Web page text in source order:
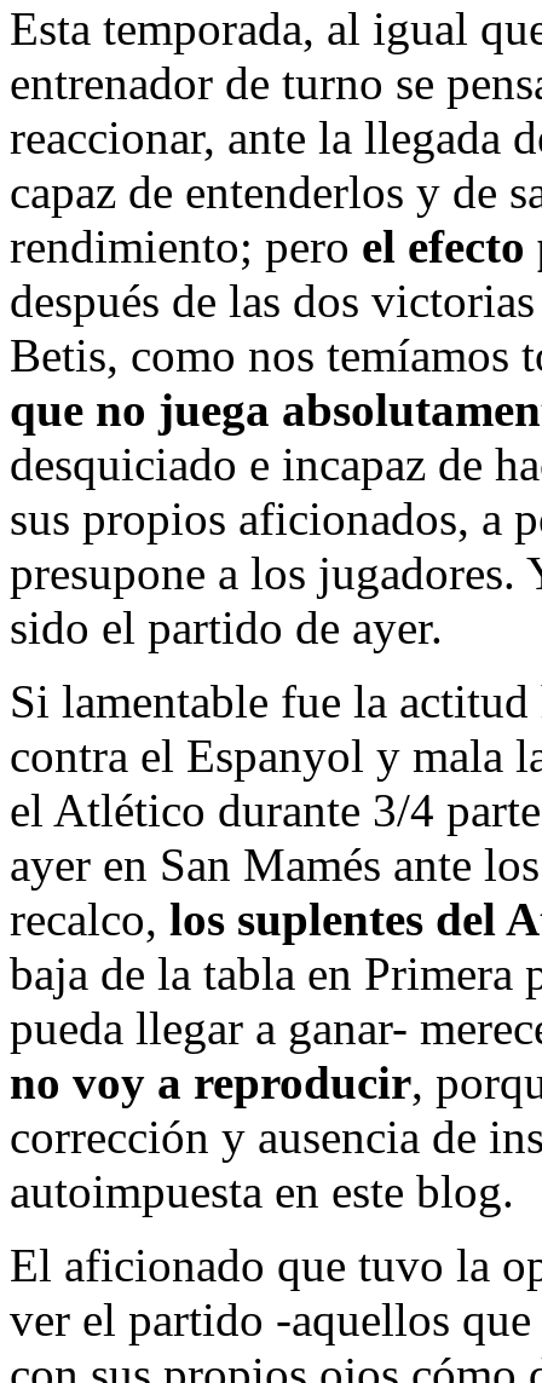
Esta temporada, al igual
entrenador de turno se
reaccionar, ante la llegada
capaz de entenderlos y de
rendimiento; pero el
después de las dos
Betis, como nos temíamos
que no juega
desquiciado e incapaz de
sus propios aficionados, a
presupone a los
sido el partido de ayer.
Si lamentable fue la
contra el Espanyol y mala
el Atlético durante 3/4
ayer en San Mamés ante
recalco, los suplentes del
baja de la tabla en Primera
pueda llegar a ganar-
no voy a reproducir,
corrección y ausencia de
autoimpuesta en este blog.
El aficionado que tuvo la
ver el partido -aquellos